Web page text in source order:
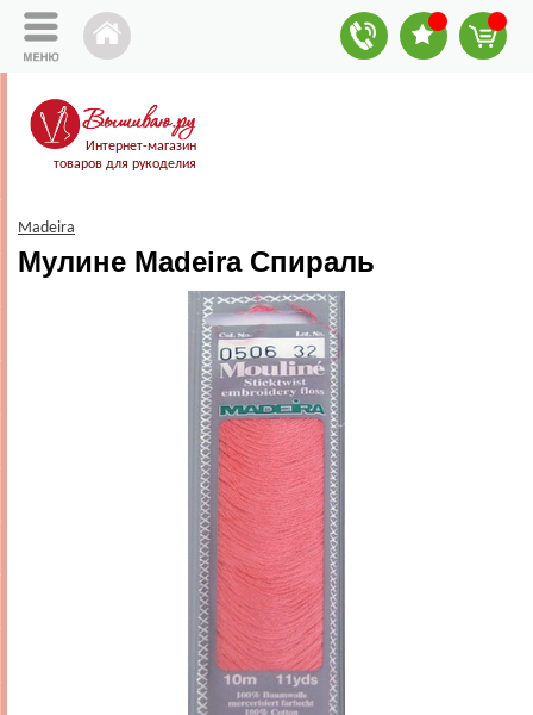
Интернет-магазин
товаров для рукоделия
Madeira
Мулине Madeira Спираль